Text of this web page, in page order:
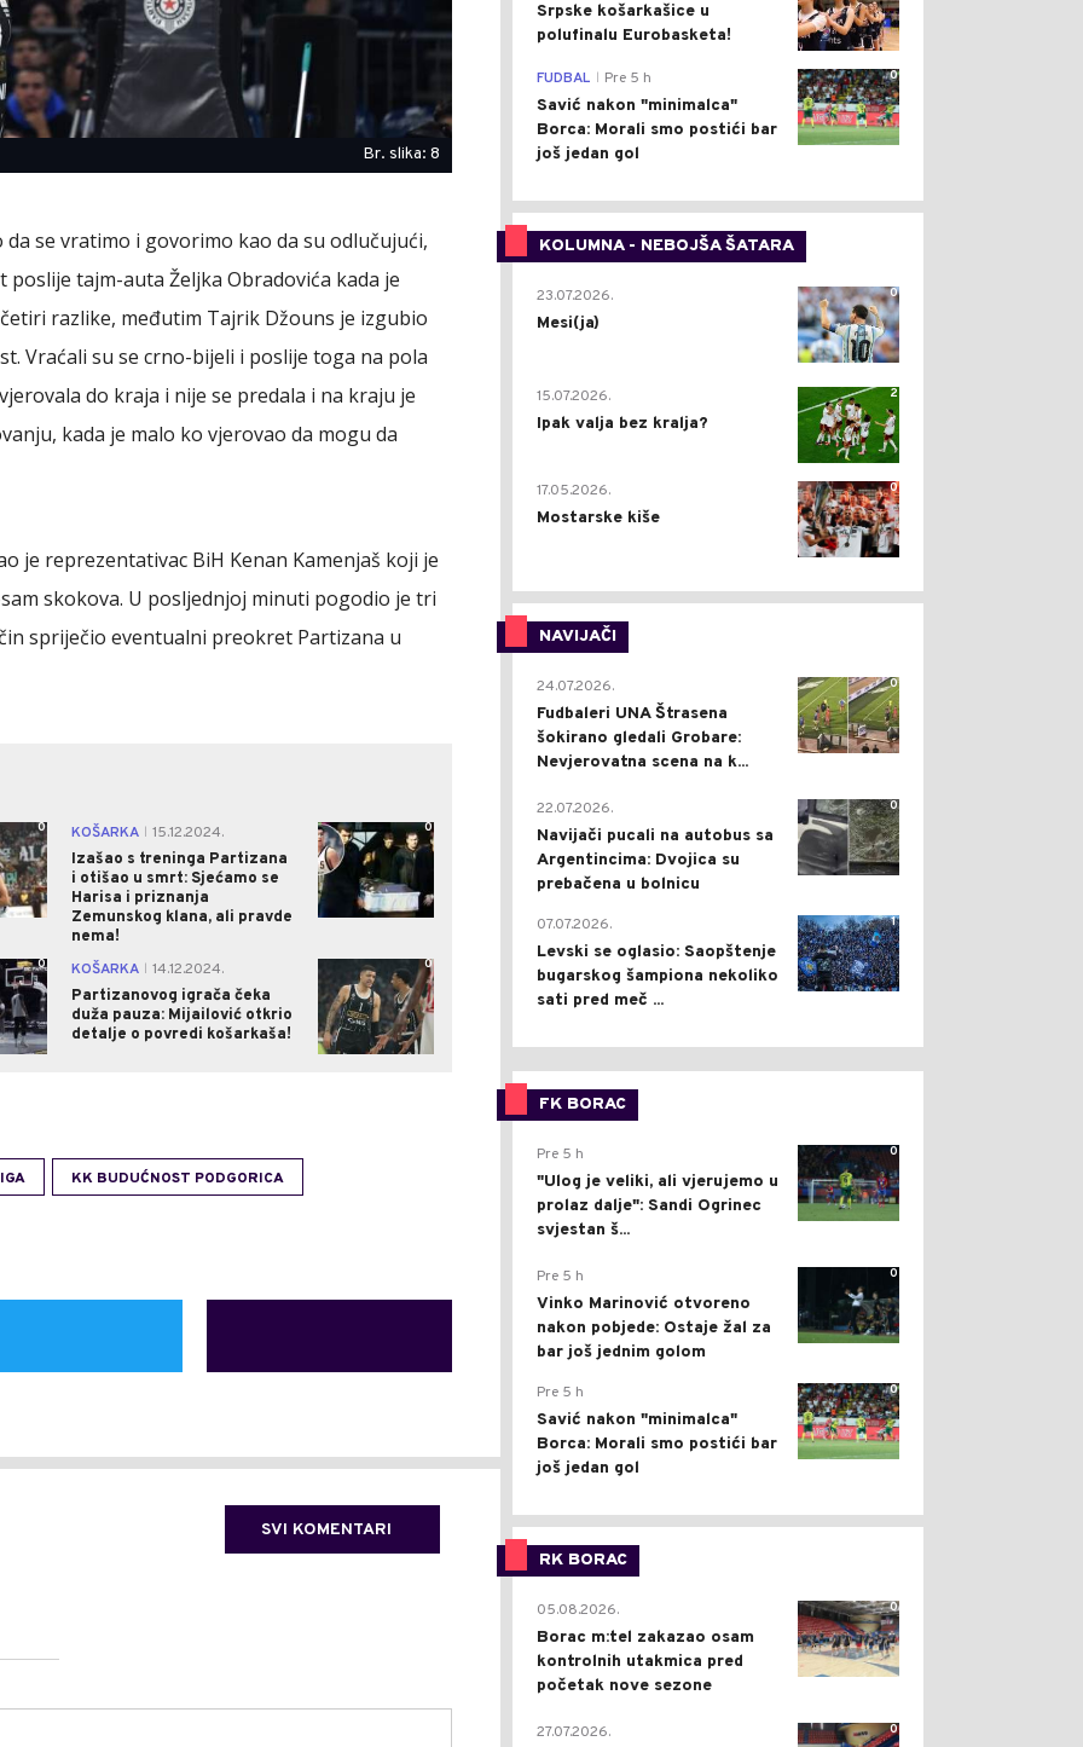
Br. slika: 8
se vratimo i govorimo kao da su odlučujući,
tajm-auta Željka Obradovića kada je
razlike, međutim Tajrik Džouns je izgubio
Vraćali su se crno-bijeli i poslije toga na pola
do kraja i nije se predala i na kraju je
kada je malo ko vjerovao da mogu da
je reprezentativac BiH Kenan Kamenjaš koji je
skokova. U posljednjoj minuti pogodio je tri
spriječio eventualni preokret Partizana u
0 KOŠARKA
15.12.2024.
Izašao s treninga Partizana
i otišao u smrt: Sjećamo se
Harisa i priznanja
Zemunskog klana, ali pravde
nema!
0
0 KOŠARKA
14.12.2024.
Partizanovog igrača čeka
duža pauza: Mijailović otkrio
detalje o povredi košarkaša!
0
KK BUDUĆNOST PODGORICA
SVI KOMENTARI
Srpske košarkašice u
polufinalu Eurobasketa!
0
FUDBAL Pre 5 h
Savić nakon "minimalca"
Borca: Morali smo postići bar
još jedan gol
KOLUMNA - NEBOJŠA ŠATARA
0
23.07.2026.
Mesi(ja)
2
15.07.2026.
Ipak valja bez kralja?
0
17.05.2026.
Mostarske kiše
NAVIJAČI
0
24.07.2026.
Fudbaleri UNA Štrasena
šokirano gledali Grobare:
Nevjerovatna scena na k...
0
22.07.2026.
Navijači pucali na autobus sa
Argentincima: Dvojica su
prebačena u bolnicu
1
07.07.2026.
Levski se oglasio: Saopštenje
bugarskog šampiona nekoliko
sati pred meč ...
FK BORAC
0
Pre 5 h
"Ulog je veliki, ali vjerujemo u
prolaz dalje": Sandi Ogrinec
svjestan š...
0
Pre 5 h
Vinko Marinović otvoreno
nakon pobjede: Ostaje žal za
bar još jednim golom
0
Pre 5 h
Savić nakon "minimalca"
Borca: Morali smo postići bar
još jedan gol
RK BORAC
0
05.08.2026.
Borac m:tel zakazao osam
kontrolnih utakmica pred
početak nove sezone
0
27.07.2026.